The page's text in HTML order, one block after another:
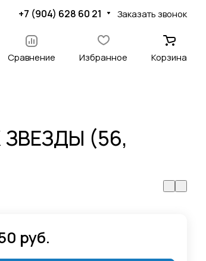
+7 (904) 628 60 21 Заказать звонок
Сравнение Избранное Корзина
(56,
руб.